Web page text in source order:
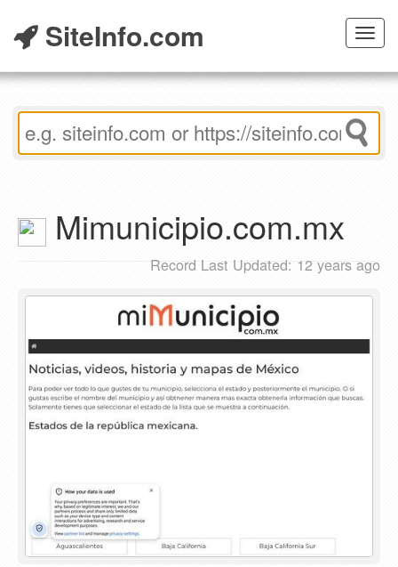
Toggle
SiteInfo.com
Mimunicipio.com.mx
Record Last Updated: 12 years ago